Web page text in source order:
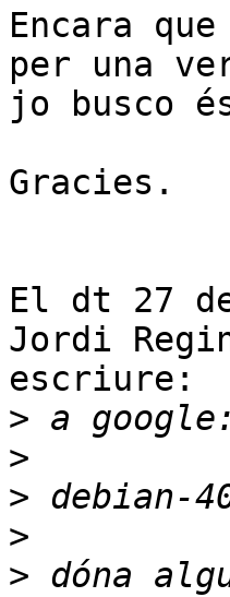
Encara
per una
jo busco
Gracies.
El dt 27
Jordi
escriure:
>
>
>
>
> dóna